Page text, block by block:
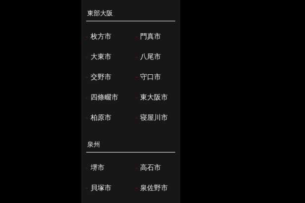
東部大阪
- 枚方市 - 門真市
- 大東市 - 八尾市
- 交野市 - 守口市
- 四條畷市 - 東大阪市
- 柏原市 - 寝屋川市
泉州
- 堺市 - 高石市
- 貝塚市 - 泉佐野市